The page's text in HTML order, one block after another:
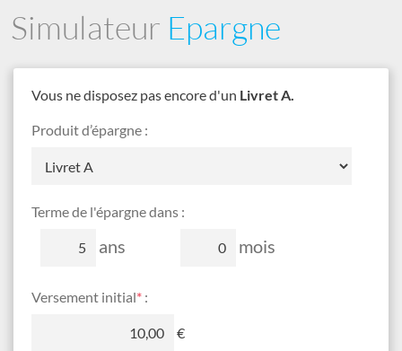
Simulateur Epargne
Épargne
Vous ne disposez pas encore d'un Livret A.
Produit d’épargne :
de
1
Terme de l'épargne dans :
ans mois
Versement initialen
* :
€